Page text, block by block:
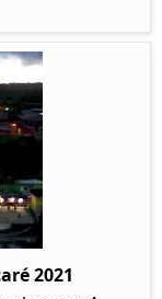
2021